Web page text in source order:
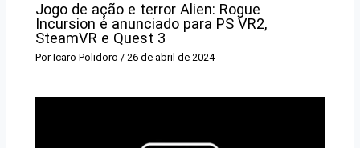
Jogo de ação e terror Alien: Rogue
Incursion é anunciado para PS VR2,
SteamVR e Quest 3
PorIcaro Polidoro/26 de abril de 2024